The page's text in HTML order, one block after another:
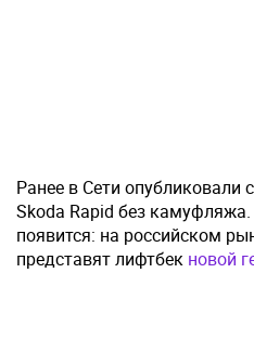
Ранее в Сети опубликовали
Skoda Rapid без
появится: на российском
представят лифтбек новой